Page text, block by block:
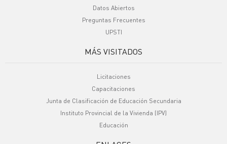
Datos Abiertos
Preguntas Frecuentes
UPSTI
MÁS VISITADOS
Licitaciones
Capacitaciones
Junta de Clasificación de Educación Secundaria
Instituto Provincial de la Vivienda (IPV)
Educación